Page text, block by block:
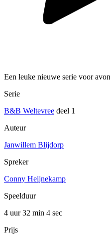
Een leuke nieuwe serie voor
Serie
B&B Weltevree deel 1
Auteur
Janwillem Blijdorp
Spreker
Conny Heijnekamp
Speelduur
4 uur 32 min 4 sec
Prijs